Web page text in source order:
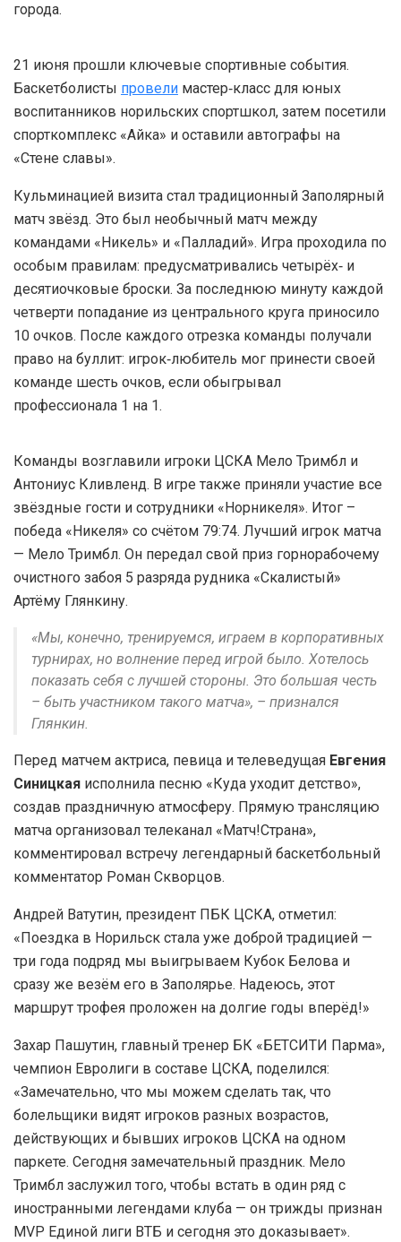
города.
21 июня прошли ключевые спортивные события.
Баскетболисты провели мастер‑класс для юных
воспитанников норильских спортшкол, затем посетили
спорткомплекс «Айка» и оставили автографы на
«Стене славы».
Кульминацией визита стал традиционный Заполярный
матч звёзд. Это был необычный матч между
командами «Никель» и «Палладий». Игра проходила по
особым правилам: предусматривались четырёх‑ и
десятиочковые броски. За последнюю минуту каждой
четверти попадание из центрального круга приносило
10 очков. После каждого отрезка команды получали
право на буллит: игрок‑любитель мог принести своей
команде шесть очков, если обыгрывал
профессионала 1 на 1.
Команды возглавили игроки ЦСКА Мело Тримбл и
Антониус Кливленд. В игре также приняли участие все
звёздные гости и сотрудники «Норникеля». Итог –
победа «Никеля» со счётом 79:74. Лучший игрок матча
— Мело Тримбл. Он передал свой приз горнорабочему
очистного забоя 5 разряда рудника «Скалистый»
Артёму Глянкину.
«Мы, конечно, тренируемся, играем в корпоративных
турнирах, но волнение перед игрой было. Хотелось
показать себя с лучшей стороны. Это большая честь
– быть участником такого матча», – признался
Глянкин.
Перед матчем актриса, певица и телеведущая Евгения
Синицкая исполнила песню «Куда уходит детство»,
создав праздничную атмосферу. Прямую трансляцию
матча организовал телеканал «Матч!Страна»,
комментировал встречу легендарный баскетбольный
комментатор Роман Скворцов.
Андрей Ватутин, президент ПБК ЦСКА, отметил:
«Поездка в Норильск стала уже доброй традицией —
три года подряд мы выигрываем Кубок Белова и
сразу же везём его в Заполярье. Надеюсь, этот
маршрут трофея проложен на долгие годы вперёд!»
Захар Пашутин, главный тренер БК «БЕТСИТИ Парма»,
чемпион Евролиги в составе ЦСКА, поделился:
«Замечательно, что мы можем сделать так, что
болельщики видят игроков разных возрастов,
действующих и бывших игроков ЦСКА на одном
паркете. Сегодня замечательный праздник. Мело
Тримбл заслужил того, чтобы встать в один ряд с
иностранными легендами клуба — он трижды признан
MVP Единой лиги ВТБ и сегодня это доказывает».